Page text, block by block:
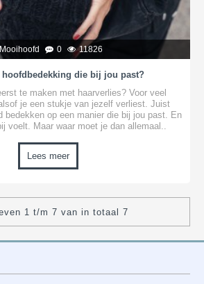
Mooihoofd 0 11826
hoofdbedekking die bij jou past?
te maken met haarverlies? Voor veel
je een stukje van jezelf verliest. Juist
bedekken op een manier die bij jou past. En
voelt. Maar waar moet je dan allemaal..
Lees meer
1 t/m 7 van in totaal 7